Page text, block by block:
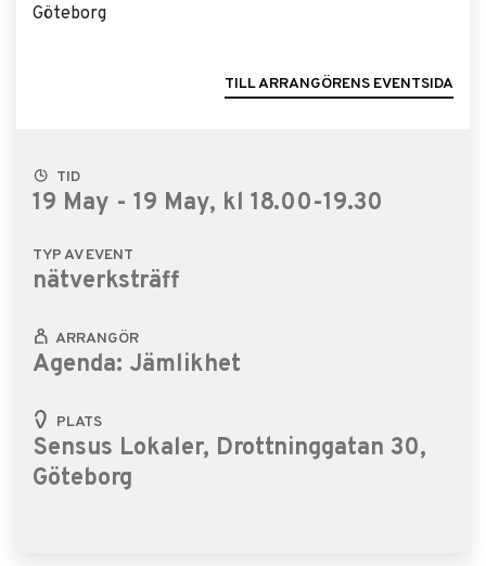
TID
19 May - 19 May, kl 18.00-19.30
TYP AV EVENT
nätverksträff
ARRANGÖR
Agenda: Jämlikhet
PLATS
Sensus Lokaler, Drottninggatan 30,
Göteborg
Göteborg
TILL ARRANGÖRENS EVENTSIDA